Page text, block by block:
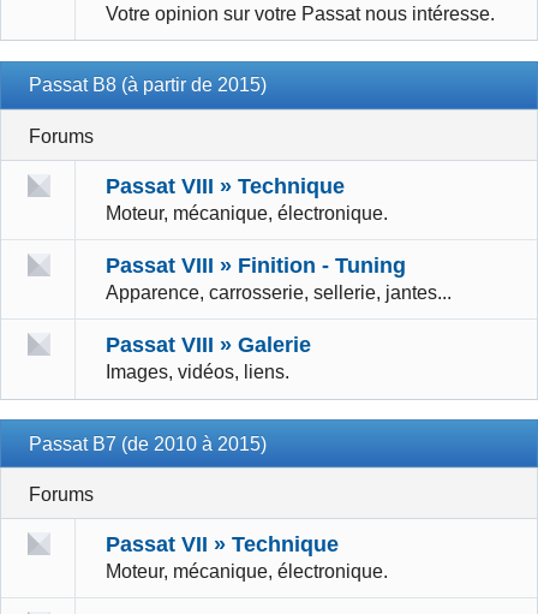
Votre opinion sur votre Passat nous intéresse.
Passat B8 (à partir de 2015)
Forums
Passat VIII » Technique
Moteur, mécanique, électronique.
Passat VIII » Finition - Tuning
Apparence, carrosserie, sellerie, jantes...
Passat VIII » Galerie
Images, vidéos, liens.
Passat B7 (de 2010 à 2015)
Forums
Passat VII » Technique
Moteur, mécanique, électronique.